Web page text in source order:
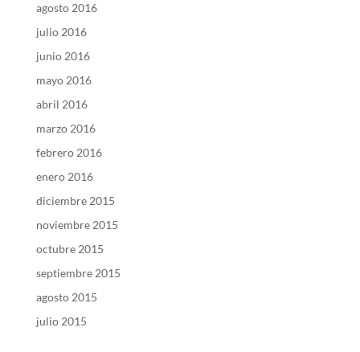
agosto 2016
julio 2016
junio 2016
mayo 2016
abril 2016
marzo 2016
febrero 2016
enero 2016
diciembre 2015
noviembre 2015
octubre 2015
septiembre 2015
agosto 2015
julio 2015